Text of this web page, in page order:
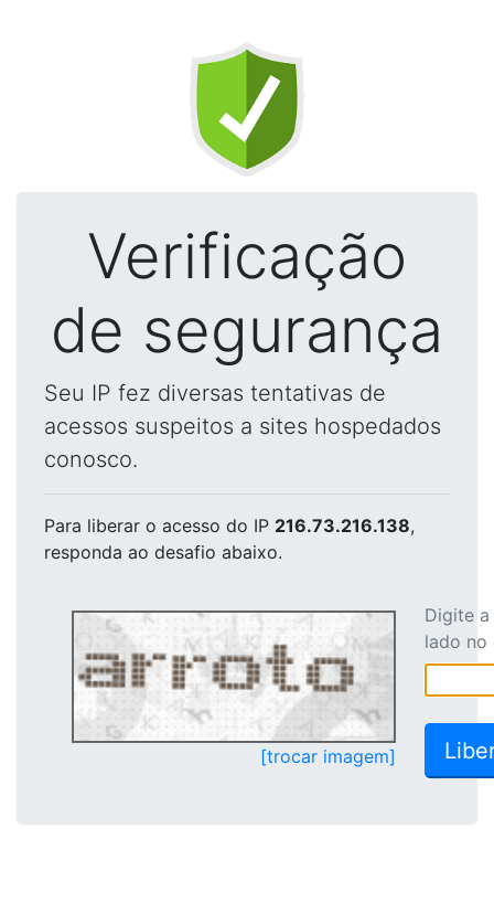
Verificação
de segurança
Seu IP fez diversas tentativas de
acessos suspeitos a sites hospedados
conosco.
Para liberar o acesso do IP 216.73.216.138,
responda ao desafio abaixo.
[trocar imagem]
Digite
lado no